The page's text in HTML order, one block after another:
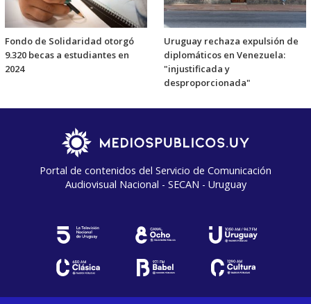
Fondo de Solidaridad otorgó
9.320 becas a estudiantes en
2024
Uruguay rechaza expulsión de
diplomáticos en Venezuela:
"injustificada y
desproporcionada"
Portal de contenidos del Servicio de Comunicación
Audiovisual Nacional - SECAN - Uruguay